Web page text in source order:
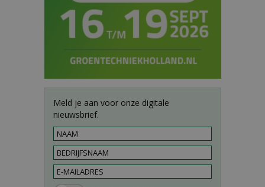
Meld je aan voor onze digitale
nieuwsbrief.